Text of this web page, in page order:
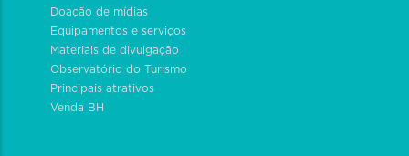
Doação de mídias
Equipamentos e serviços
Materiais de divulgação
Observatório do Turismo
Principais atrativos
Venda BH